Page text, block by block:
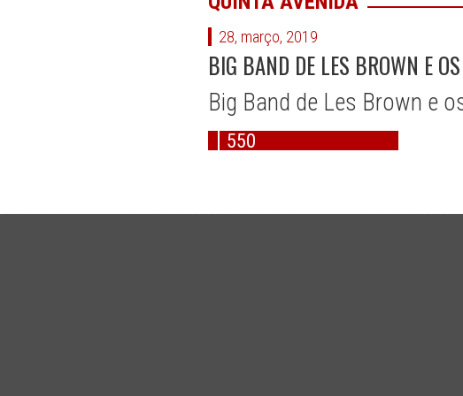
28, março, 2019
BIG BAND DE LES BROWN E
Big Band de Les Brown e
550